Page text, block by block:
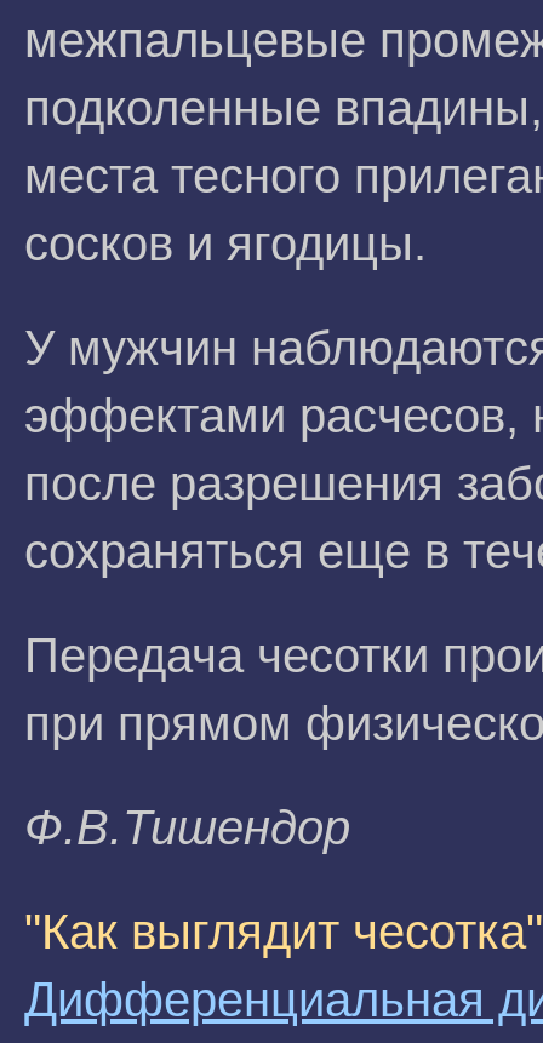
межпальцевые
подколенные
места тесного
сосков и ягодицы.
У мужчин
эффектами расчесов,
после разрешения
сохраняться еще в
Передача чесотки
при прямом
Ф.B.Тишeндop
"Как выглядит чесотка"
Дифференциальная